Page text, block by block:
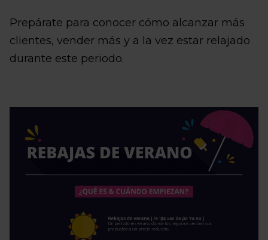
Prepárate para conocer cómo alcanzar más
clientes, vender más y a la vez estar relajado
durante este periodo.